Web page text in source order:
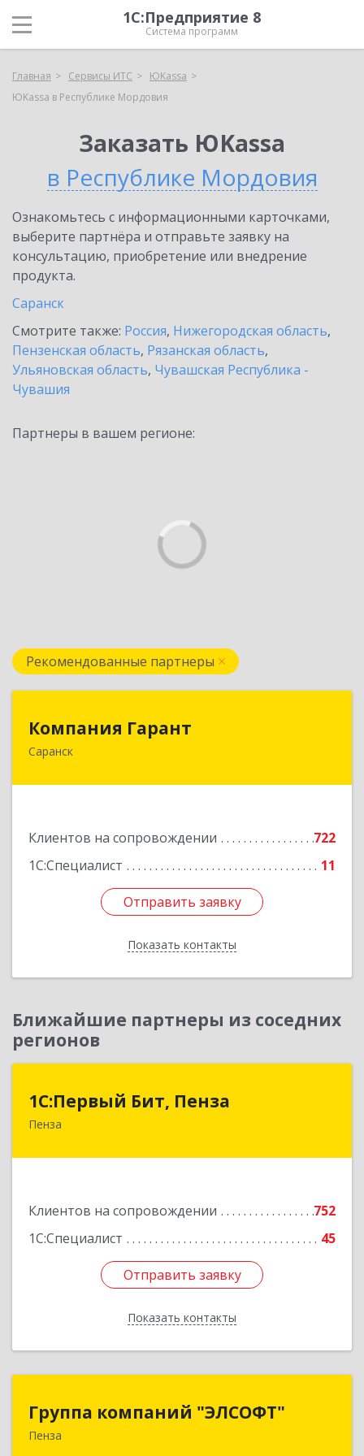
1С:Предприятие 8
Система программ
Главная Сервисы ИТС
ЮKassa
ЮKassa в Республике Мордовия
Заказать ЮKassa
в Республике Мордовия
Ознакомьтесь с информационными карточками,
выберите партнёра и отправьте заявку на
консультацию, приобретение или внедрение
продукта.
Саранск
Смотрите также: Россия, Нижегородская область,
Пензенская область, Рязанская область,
Ульяновская область, Чувашская Республика -
Чувашия
Партнеры в вашем регионе:
Рекомендованные партнеры
Компания Гарант
Саранск
Клиентов на сопровождении
722
1С:Специалист
11
Отправить заявку
Показать контакты
Отправить заявку
Назад
Ближайшие партнеры из соседних
регионов
1С:Первый Бит, Пенза
Пенза
Клиентов на сопровождении
752
1С:Специалист
45
Отправить заявку
Показать контакты
440000, Пензенская обл, Пенза г, Московская
Отправить заявку
Назад
Группа компаний "ЭЛСОФТ"
Пенза
Группа компаний "ЭЛСОФТ"
440020, Пензенская обл, Пенза г, Суворова ул,